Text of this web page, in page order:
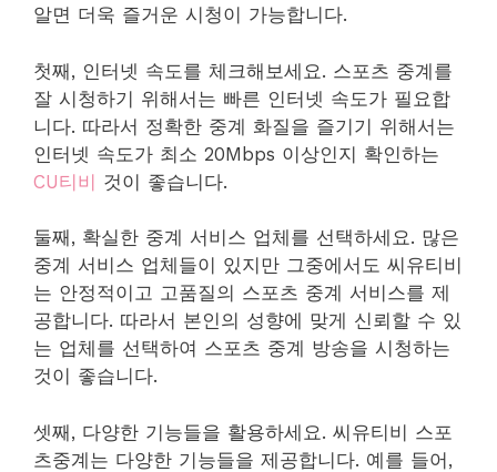
알면 더욱 즐거운 시청이 가능합니다.
첫째, 인터넷 속도를 체크해보세요. 스포츠 중계를
잘 시청하기 위해서는 빠른 인터넷 속도가 필요합
니다. 따라서 정확한 중계 화질을 즐기기 위해서는
인터넷 속도가 최소 20Mbps 이상인지 확인하는
CU티비 것이 좋습니다.
둘째, 확실한 중계 서비스 업체를 선택하세요. 많은
중계 서비스 업체들이 있지만 그중에서도 씨유티비
는 안정적이고 고품질의 스포츠 중계 서비스를 제
공합니다. 따라서 본인의 성향에 맞게 신뢰할 수 있
는 업체를 선택하여 스포츠 중계 방송을 시청하는
것이 좋습니다.
셋째, 다양한 기능들을 활용하세요. 씨유티비 스포
츠중계는 다양한 기능들을 제공합니다. 예를 들어,